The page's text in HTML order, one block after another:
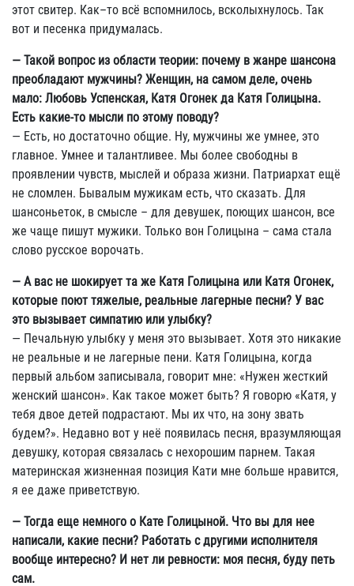
этот свитер. Как–то всё вспомнилось, всколыхнулось. Так
вот и песенка придумалась.
— Такой вопрос из области теории: почему в жанре шансона
преобладают мужчины? Женщин, на самом деле, очень
мало: Любовь Успенская, Катя Огонек да Катя Голицына.
Есть какие-то мысли по этому поводу?
— Есть, но достаточно общие. Ну, мужчины же умнее, это
главное. Умнее и талантливее. Мы более свободны в
проявлении чувств, мыслей и образа жизни. Патриархат ещё
не сломлен. Бывалым мужикам есть, что сказать. Для
шансоньеток, в смысле – для девушек, поющих шансон, все
же чаще пишут мужики. Только вон Голицына – сама стала
слово русское ворочать.
— А вас не шокирует та же Катя Голицына или Катя Огонек,
которые поют тяжелые, реальные лагерные песни? У вас
это вызывает симпатию или улыбку?
— Печальную улыбку у меня это вызывает. Хотя это никакие
не реальные и не лагерные пени. Катя Голицына, когда
первый альбом записывала, говорит мне: «Нужен жесткий
женский шансон». Как такое может быть? Я говорю «Катя, у
тебя двое детей подрастают. Мы их что, на зону звать
будем?». Недавно вот у неё появилась песня, вразумляющая
девушку, которая связалась с нехорошим парнем. Такая
материнская жизненная позиция Кати мне больше нравится,
я ее даже приветствую.
— Тогда еще немного о Кате Голицыной. Что вы для нее
написали, какие песни? Работать с другими исполнителя
вообще интересно? И нет ли ревности: моя песня, буду петь
сам.